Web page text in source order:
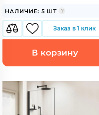
НАЛИЧИЕ: 5 ШТ
Заказ в 1 клик
В корзину